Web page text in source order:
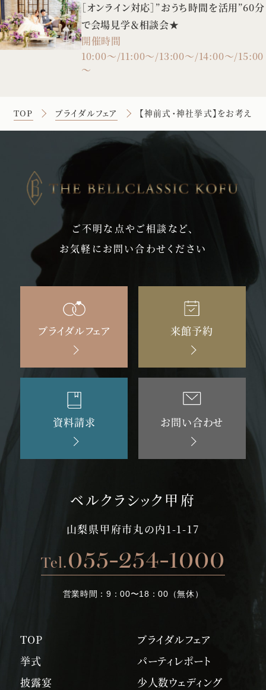
［オンライン対応］”おうち時間を活用”60分
で会場見学＆相談会★
開催時間
10:00～/11:00～/13:00～/14:00～/15:00
～
TOP ブライダルフェア 【神前式・神社挙式】をお考えの
ご不明な点やご相談など、
お気軽にお問い合わせください
ブライダルフェア 来館予約
資料請求 お問い合わせ
ベルクラシック甲府
山梨県甲府市丸の内1-1-17
Tel.055-254-1000
営業時間： 9：00〜18：00（無休）
TOP
挙式
披露宴
ブライダルフェア
パーティレポート
少人数ウェディング